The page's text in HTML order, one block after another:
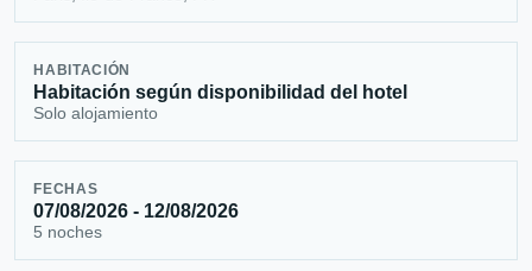
HABITACIÓN
Habitación según disponibilidad del hotel
Solo alojamiento
FECHAS
07/08/2026 - 12/08/2026
5 noches